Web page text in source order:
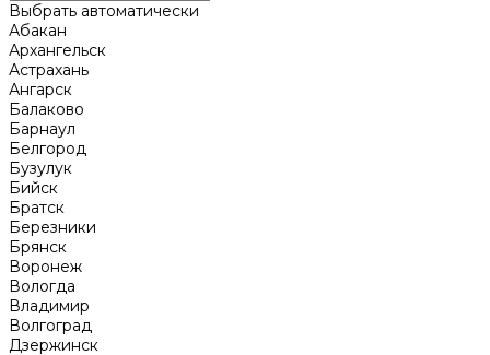
Выбрать автоматически
Абакан
Архангельск
Астрахань
Ангарск
Балаково
Барнаул
Белгород
Бузулук
Бийск
Братск
Березники
Брянск
Воронеж
Вологда
Владимир
Волгоград
Дзержинск